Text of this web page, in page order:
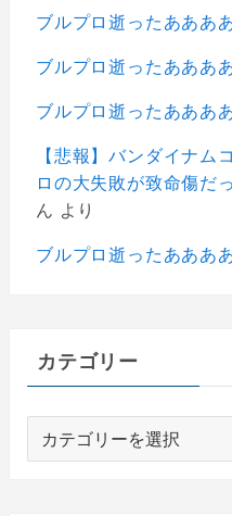
ブルプロ逝ったあああ
ブルプロ逝ったあああ
ブルプロ逝ったあああ
【悲報】バンダイナム
ロの大失敗が致命傷だ
ん
より
ブルプロ逝ったあああ
カテゴリー